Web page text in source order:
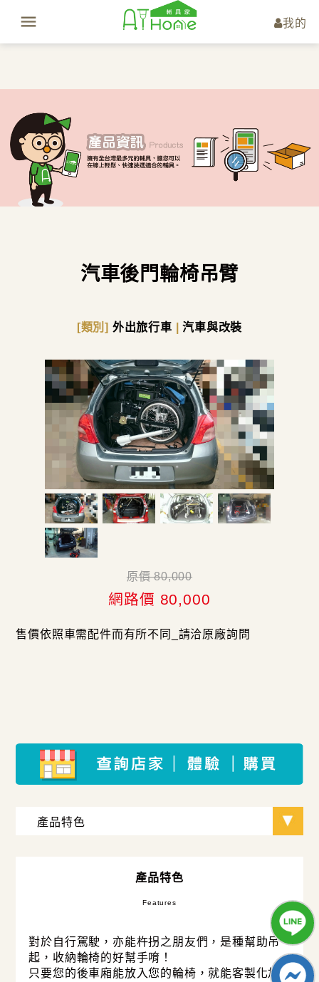
我的
汽車後門輪椅吊臂
[類別] 外出旅行車 |汽車與改裝
原價 80,000
網路價 80,000
售價依照車需配件而有所不同_請洽原廠詢問
產品特色
Features
對於自行駕駛，亦能杵拐之朋友們，是種幫助吊
起，收納輪椅的好幫手唷！
只要您的後車廂能放入您的輪椅，就能客製化加